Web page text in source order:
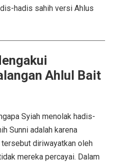
hadis sahih versi Ahlus
Ahlul Bait
Syiah menolak hadis-
Sunni adalah karena
diriwayatkan oleh
mereka percayai. Dalam